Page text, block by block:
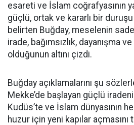
esareti ve İslam coğrafyasının
güçlü, ortak ve kararlı bir
belirten Buğday, meselenin
irade, bağımsızlık, dayanışma
olduğunun altını çizdi.
Buğday açıklamalarını şu
Mekke’de başlayan güçlü
Kudüs’te ve İslam dünyasının
huzur için yeni kapılar